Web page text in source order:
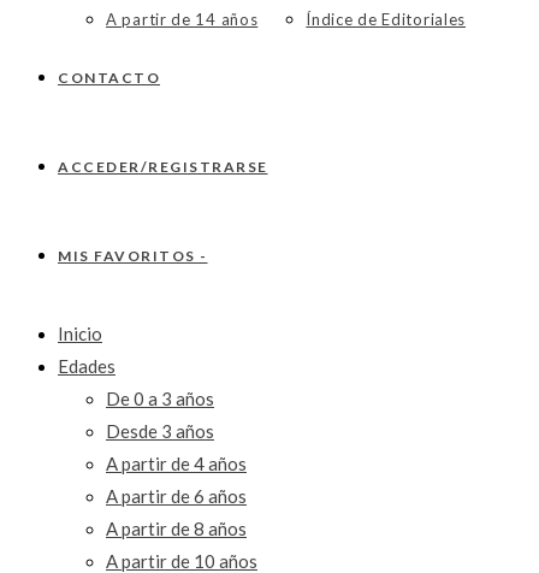
A partir de 14 años
Índice de Editoriales
CONTACTO
ACCEDER/REGISTRARSE
MIS FAVORITOS -
Inicio
Edades
De 0 a 3 años
Desde 3 años
A partir de 4 años
A partir de 6 años
A partir de 8 años
A partir de 10 años